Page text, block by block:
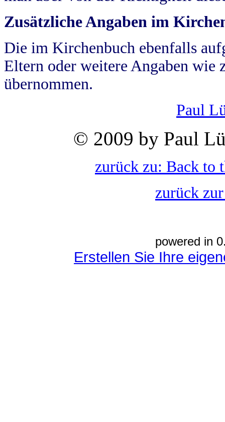
Zusätzliche Angaben im
Die im Kirchenbuch ebenfalls
Eltern oder weitere Angaben wie
übernommen.
Paul
© 2009 by Paul
zurück zu: Back to
zurück
powered in
Erstellen Sie Ihre